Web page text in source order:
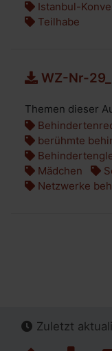
Istanbul-
Teilhabe
WZ-Nr-
Themen dieser
berühmte
Mädchen
Netzwerke
Zuletzt
Navigation